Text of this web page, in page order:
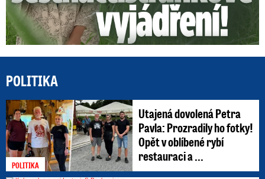
POLITIKA
POLITIKA
Utajená dovolená Petra
Pavla: Prozradily ho fotky!
Opět v oblíbené rybí
restauraci a ...